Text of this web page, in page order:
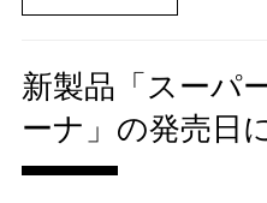
新製品「スーパ
ーナ」の発売日